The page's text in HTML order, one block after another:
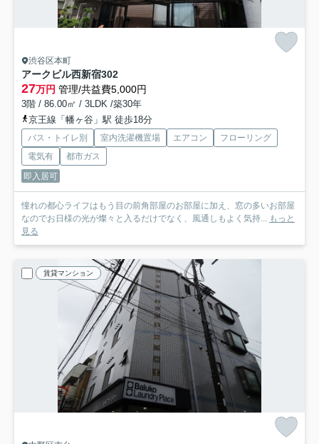
渋谷区本町
アークビル西新宿302
27万円 管理/共益費5,000円
3階 / 86.00㎡ / 3LDK /築30年
京王線「幡ヶ谷」駅 徒歩18分
バス・トイレ別 室内洗濯機置場 エアコン
フローリング
電気有
都市ガス
即入居可
憧れの都心ライフはもう目の前角部屋のお部屋に加え、窓の多いお部屋
なのでお日様の光が燦々と入るだけでなく、風通しもよく気持... もっと
見る
賃貸マンション